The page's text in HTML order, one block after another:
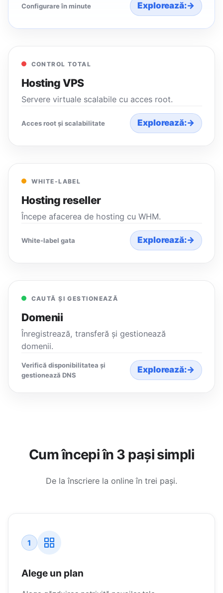
Configurare în minute Explorează:→
CONTROL TOTAL
Hosting VPS
Servere virtuale scalabile cu acces root.
Acces root și scalabilitate Explorează:→
WHITE-LABEL
Hosting reseller
Începe afacerea de hosting cu WHM.
White-label gata Explorează:→
CAUTĂ ȘI GESTIONEAZĂ
Domenii
Înregistrează, transferă și gestionează
domenii.
Verifică disponibilitatea și
gestionează DNS
Explorează:→
Cum începi în 3 pași simpli
De la înscriere la online în trei pași.
1
Alege un plan